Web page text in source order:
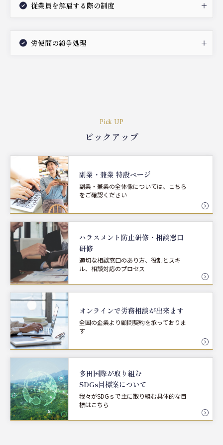
従業員を解雇する際の制度
労使間の紛争処理
Pick UP
ピックアップ
副業・兼業 特設ページ
副業・兼業の全体像については、こちら
をご確認ください
ハラスメント防止研修・ 相談窓口
研修
適切な相談窓口のあり方、役割とスキ
ル、相談対応のプロセス
オンラインで労務相談が出来ます
全国の企業より顧問契約を承っておりま
す
多田国際が取り組む
SDGs目標案について
我々がSDGｓで主に取り組む具体的な目
標はこちら